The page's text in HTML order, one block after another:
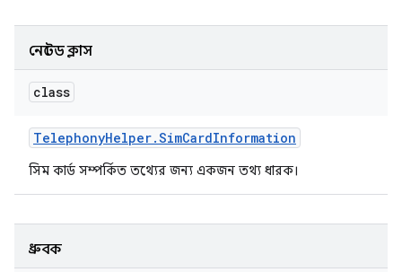
নেস্টেড ক্লাস
class
TelephonyHelper.SimCardInformation
সিম কার্ড সম্পর্কিত তথ্যের জন্য একজন তথ্য ধারক।
ধ্রুবক